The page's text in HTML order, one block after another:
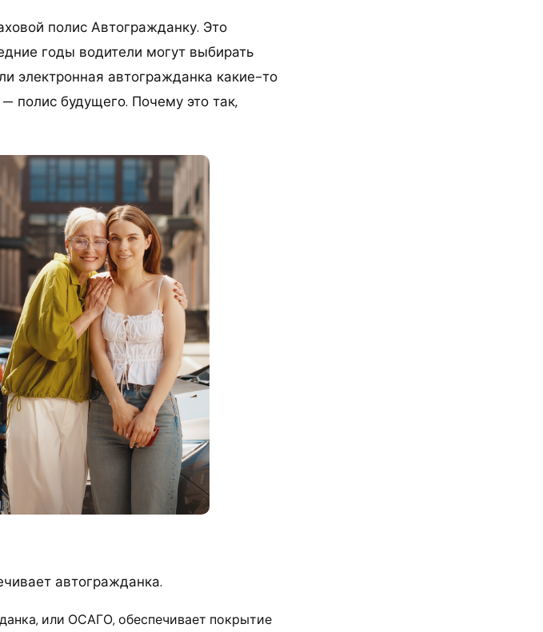
полис Автогражданку. Это
годы водители могут выбирать
электронная автогражданка какие-то
полис будущего. Почему это так,
автогражданка.
или ОСАГО, обеспечивает покрытие